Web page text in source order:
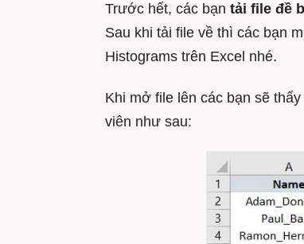
Trước hết, các bạn tải file đề
Sau khi tải file về thì các bạn
Histograms trên Excel nhé.
Khi mở file lên các bạn sẽ
viên như sau: